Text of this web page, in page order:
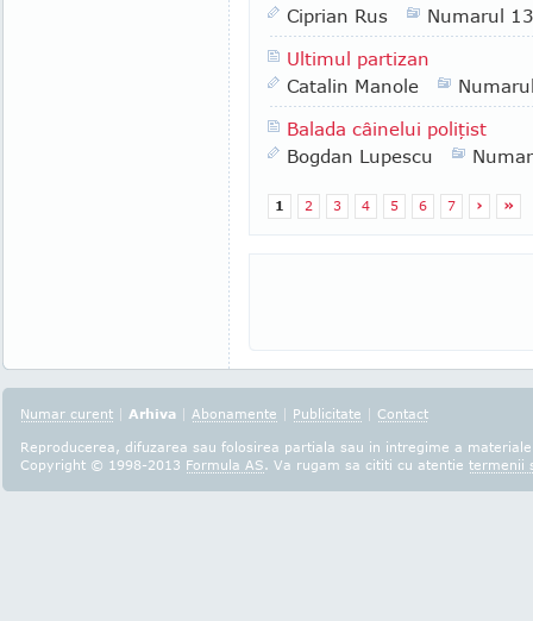
Ciprian Rus
Numarul
Ultimul partizan
Catalin Manole
Balada câinelui poliţist
Bogdan Lupescu
1 2 3 4 5 6 7 › »
Numar curent | Arhiva | Abonamente | Publicitate | Contact
Reproducerea, difuzarea sau folosirea partiala sau in intregime a
Copyright © 1998-2013 Formula AS. Va rugam sa cititi cu atentie termenii